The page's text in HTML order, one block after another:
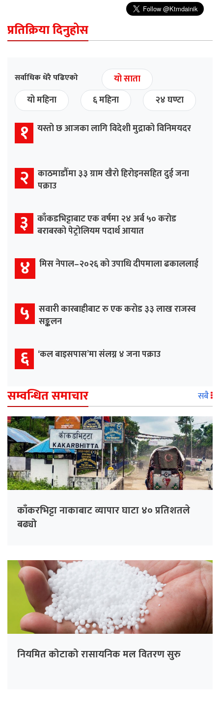
प्रतिक्रिया दिनुहोस
सर्वाधिक धेरै पढिएको
यो साता
यो महिना
६ महिना २४ घण्टा
१ यस्तो छ आजका लागि विदेशी मुद्राको विनिमयदर
२ काठमाडौँमा ३३ ग्राम खैरो हिरोइनसहित दुई जना
पक्राउ
३ काँकडभिट्टाबाट एक वर्षमा २४ अर्ब ५० करोड
बराबरको पेट्रोलियम पदार्थ आयात
४ मिस नेपाल–२०२६ को उपाधि दीपमाला ढकाललाई
५ सवारी कारबाहीबाट रु एक करोड ३३ लाख राजस्व
सङ्कलन
६ ‘कल बाइसपास’मा संलग्न ४ जना पक्राउ
सम्वन्धित समाचार सबै
काँकरभिट्टा नाकाबाट व्यापार घाटा ४० प्रतिशतले
बढ्यो
नियमित कोटाको रासायनिक मल वितरण सुरु